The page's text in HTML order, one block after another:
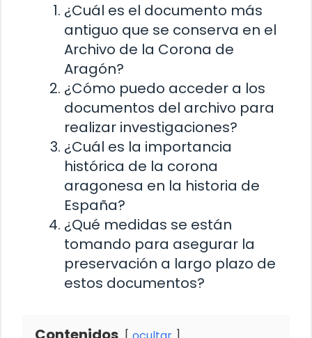
¿Cuál es el documento más
antiguo que se conserva en el
Archivo de la Corona de
Aragón?
¿Cómo puedo acceder a los
documentos del archivo para
realizar investigaciones?
¿Cuál es la importancia
histórica de la corona
aragonesa en la historia de
España?
¿Qué medidas se están
tomando para asegurar la
preservación a largo plazo de
estos documentos?